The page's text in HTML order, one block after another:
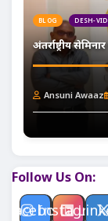
BLOG DESH-
अंतर्राष्ट्रीय
Ansuni Awaaz
Follow Us On:
Facebook
Instagram